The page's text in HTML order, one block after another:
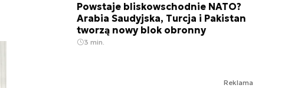
Powstaje bliskowschodnie NATO?
Arabia Saudyjska, Turcja i Pakistan
tworzą nowy blok obronny
3 min.
Reklama